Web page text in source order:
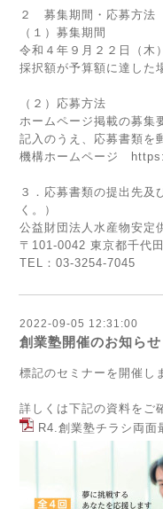
２ 募集期間・応募方法
（１）募集期間
令和４年９月２２日（木
採択額が予算額に達した
（２）応募方法
ホームページ掲載の募集
記入のうえ、応募書類を
機構ホームページ
３．応募書類の提出先及
く。）
公益財団法人水産物安
〒101-0042 東京都千代
TEL：03-3254-7045
2022-09-05 12:31:00
創業塾開催のお知らせ
標記のセミナーを開催し
詳しくは下記の資料をご
R4.創業塾チラシ両面